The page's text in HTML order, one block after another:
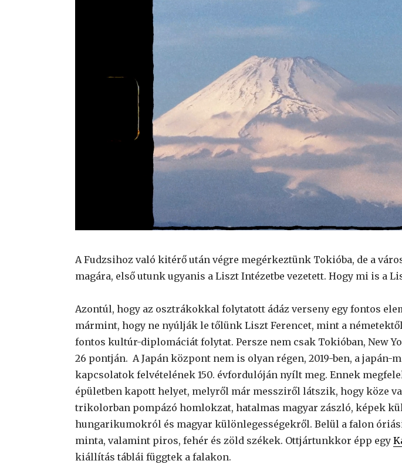
A Fudzsihoz való kitérő után végre megérkeztünk Tokióba, de a
magára, első utunk ugyanis a Liszt Intézetbe vezetett. Hogy mi is a
Azontúl, hogy az osztrákokkal folytatott ádáz verseny egy fontos
mármint, hogy ne nyúlják le tőlünk Liszt Ferencet, mint a
fontos kultúr-diplomáciát folytat. Persze nem csak Tokióban, New
26 pontján. A Japán központ nem is olyan régen, 2019-ben, a japán-
kapcsolatok felvételének 150. évfordulóján nyílt meg. Ennek
épületben kapott helyet, melyről már messziről látszik, hogy köze
trikolorban pompázó homlokzat, hatalmas magyar zászló, képek
hungarikumokról és magyar különlegességekről. Belül a falon
minta, valamint piros, fehér és zöld székek. Ottjártunkkor épp egy
kiállítás táblái függtek a falakon.